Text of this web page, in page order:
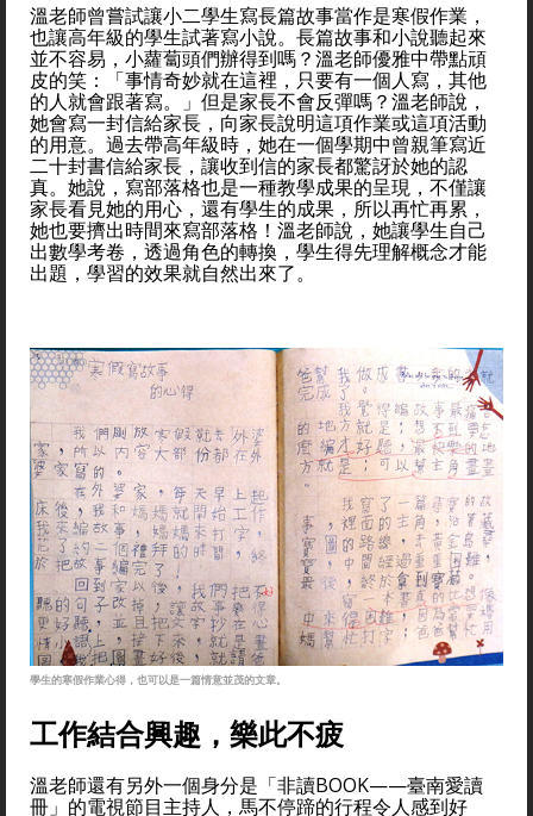
溫老師曾嘗試讓小二學生寫長篇故事當作是寒假作業，
也讓高年級的學生試著寫小說。長篇故事和小說聽起來
並不容易，小蘿蔔頭們辦得到嗎？溫老師優雅中帶點頑
皮的笑：「事情奇妙就在這裡，只要有一個人寫，其他
的人就會跟著寫。」但是家長不會反彈嗎？溫老師說，
她會寫一封信給家長，向家長說明這項作業或這項活動
的用意。過去帶高年級時，她在一個學期中曾親筆寫近
二十封書信給家長，讓收到信的家長都驚訝於她的認
真。她說，寫部落格也是一種教學成果的呈現，不僅讓
家長看見她的用心，還有學生的成果，所以再忙再累，
她也要擠出時間來寫部落格！溫老師說，她讓學生自己
出數學考卷，透過角色的轉換，學生得先理解概念才能
出題，學習的效果就自然出來了。
學生的寒假作業心得，也可以是一篇情意並茂的文章。
工作結合興趣，樂此不疲
溫老師還有另外一個身分是「非讀BOOK——臺南愛讀
冊」的電視節目主持人，馬不停蹄的行程令人感到好